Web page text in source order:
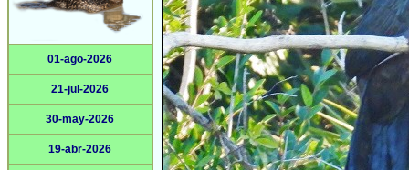
01-ago-2026
21-jul-2026
30-may-2026
19-abr-2026